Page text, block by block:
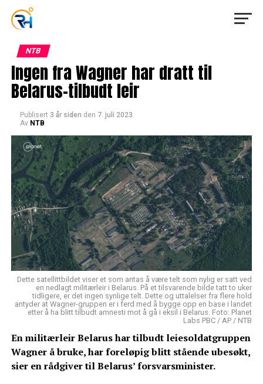
NTB
Ingen fra Wagner har dratt til
Belarus-tilbudt leir
Publisert 3 år siden den 7. juli 2023
Av NTB
Dette satellittbildet viser et som antas å være telt som nylig er satt ved
en nedlagt militærleir i Belarus. På et tilsvarende bilde tatt to uker
tidligere, er det ingen synlige telt. Dette og uttalelser fra flere hold
antyder at Wagner-gruppen er i ferd med å bygge opp en base i landet
etter å ha blitt tilbudt amnesti mot å gå i eksil i Belarus. Foto: Planet
Labs PBC / AP / NTB
En militærleir Belarus har tilbudt leiesoldatgruppen
Wagner å bruke, har foreløpig blitt stående ubesøkt,
sier en rådgiver til Belarus’ forsvarsminister.